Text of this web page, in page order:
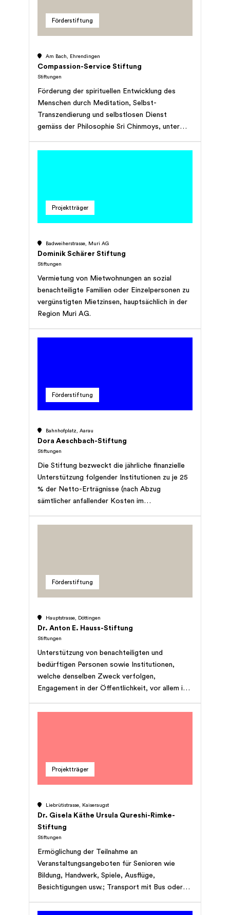
bei Herrchen/Frauchen. Die Stiftung kann
sowohl im Inland als auch im Ausland Projekte
unterstützen. Die Stiftung kann ihre Ziele auch
Personen und Institutionen/Firmen im In- und
Ausland fördert; dazu gehören auch
NGOs, auch grössere wie der WWF, oder
grössere Institutionen wie die WHO.
Förderstiftung
Am Bach, Ehrendingen
Compassion-Service Stiftung
Stiftungen
Förderung der spirituellen Entwicklung des
Menschen durch Meditation, Selbst-
Transzendierung und selbstlosen Dienst
gemäss der Philosophie Sri Chinmoys, unter
Aktivitäten in diesem Bereich.
Projektträger
Badweiherstrasse, Muri AG
Dominik Schärer Stiftung
Stiftungen
Vermietung von Mietwohnungen an sozial
benachteiligte Familien oder Einzelpersonen zu
vergünstigten Mietzinsen, hauptsächlich in der
Region Muri AG.
Förderstiftung
Bahnhofplatz, Aarau
Dora Aeschbach-Stiftung
Stiftungen
Die Stiftung bezweckt die jährliche finanzielle
Unterstützung folgender Institutionen zu je 25
% der Netto-Erträgnisse (nach Abzug
sämtlicher anfallender Kosten im
Stiftung), welche beim Stiftungsvermögen
(Solidar Suisse). Nebst den jährlich
zusätzlich aus dem Stiftungsvermögen ein
Betrag von maximal Fr. 50'000.00 pro Jahr für
Spezialprojekte eingesetzt werden.
Förderstiftung
Hauptstrasse, Döttingen
Dr. Anton E. Hauss-Stiftung
Stiftungen
Unterstützung von benachteiligten und
bedürftigen Personen sowie Institutionen,
welche denselben Zweck verfolgen,
Engagement in der Öffentlichkeit, vor allem im
Döttingen; kann Grundeigentum erwerben,
Projektträger
Liebrütistrasse, Kaiseraugst
Dr. Gisela Käthe Ursula Qureshi-Rimke-
Stiftung
Stiftungen
Ermöglichung der Teilnahme an
Veranstaltungsangeboten für Senioren wie
Bildung, Handwerk, Spiele, Ausflüge,
Besichtigungen usw.; Transport mit Bus oder
Aktivitäten in Zusammenarbeit mit Spitex-